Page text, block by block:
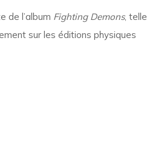
de l’album Fighting Demons, telle
sur les éditions physiques